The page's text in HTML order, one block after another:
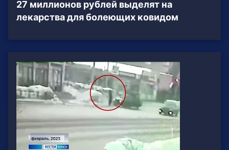
27 миллионов рублей выделят на
лекарства для болеющих ковидом